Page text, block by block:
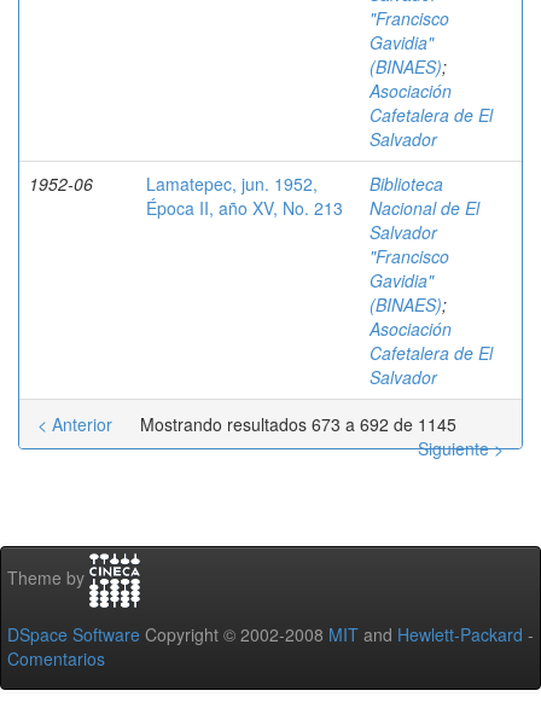
"Francisco
Gavidia"
(BINAES);
Asociación
Cafetalera de El
Salvador
1952-06
Lamatepec, jun. 1952,
Época II, año XV, No. 213
Biblioteca
Nacional de El
Salvador
"Francisco
Gavidia"
(BINAES);
Asociación
Cafetalera de El
Salvador
Mostrando resultados 673 a 692 de 1145
< Anterior
Siguiente >
Theme by
DSpace Software Copyright © 2002-2008 MIT and Hewlett-Packard -
Comentarios